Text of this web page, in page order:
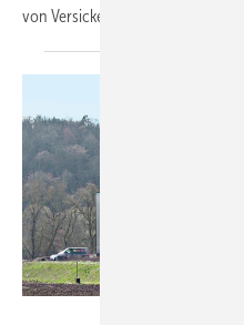
von Versickerungsanlagen auf